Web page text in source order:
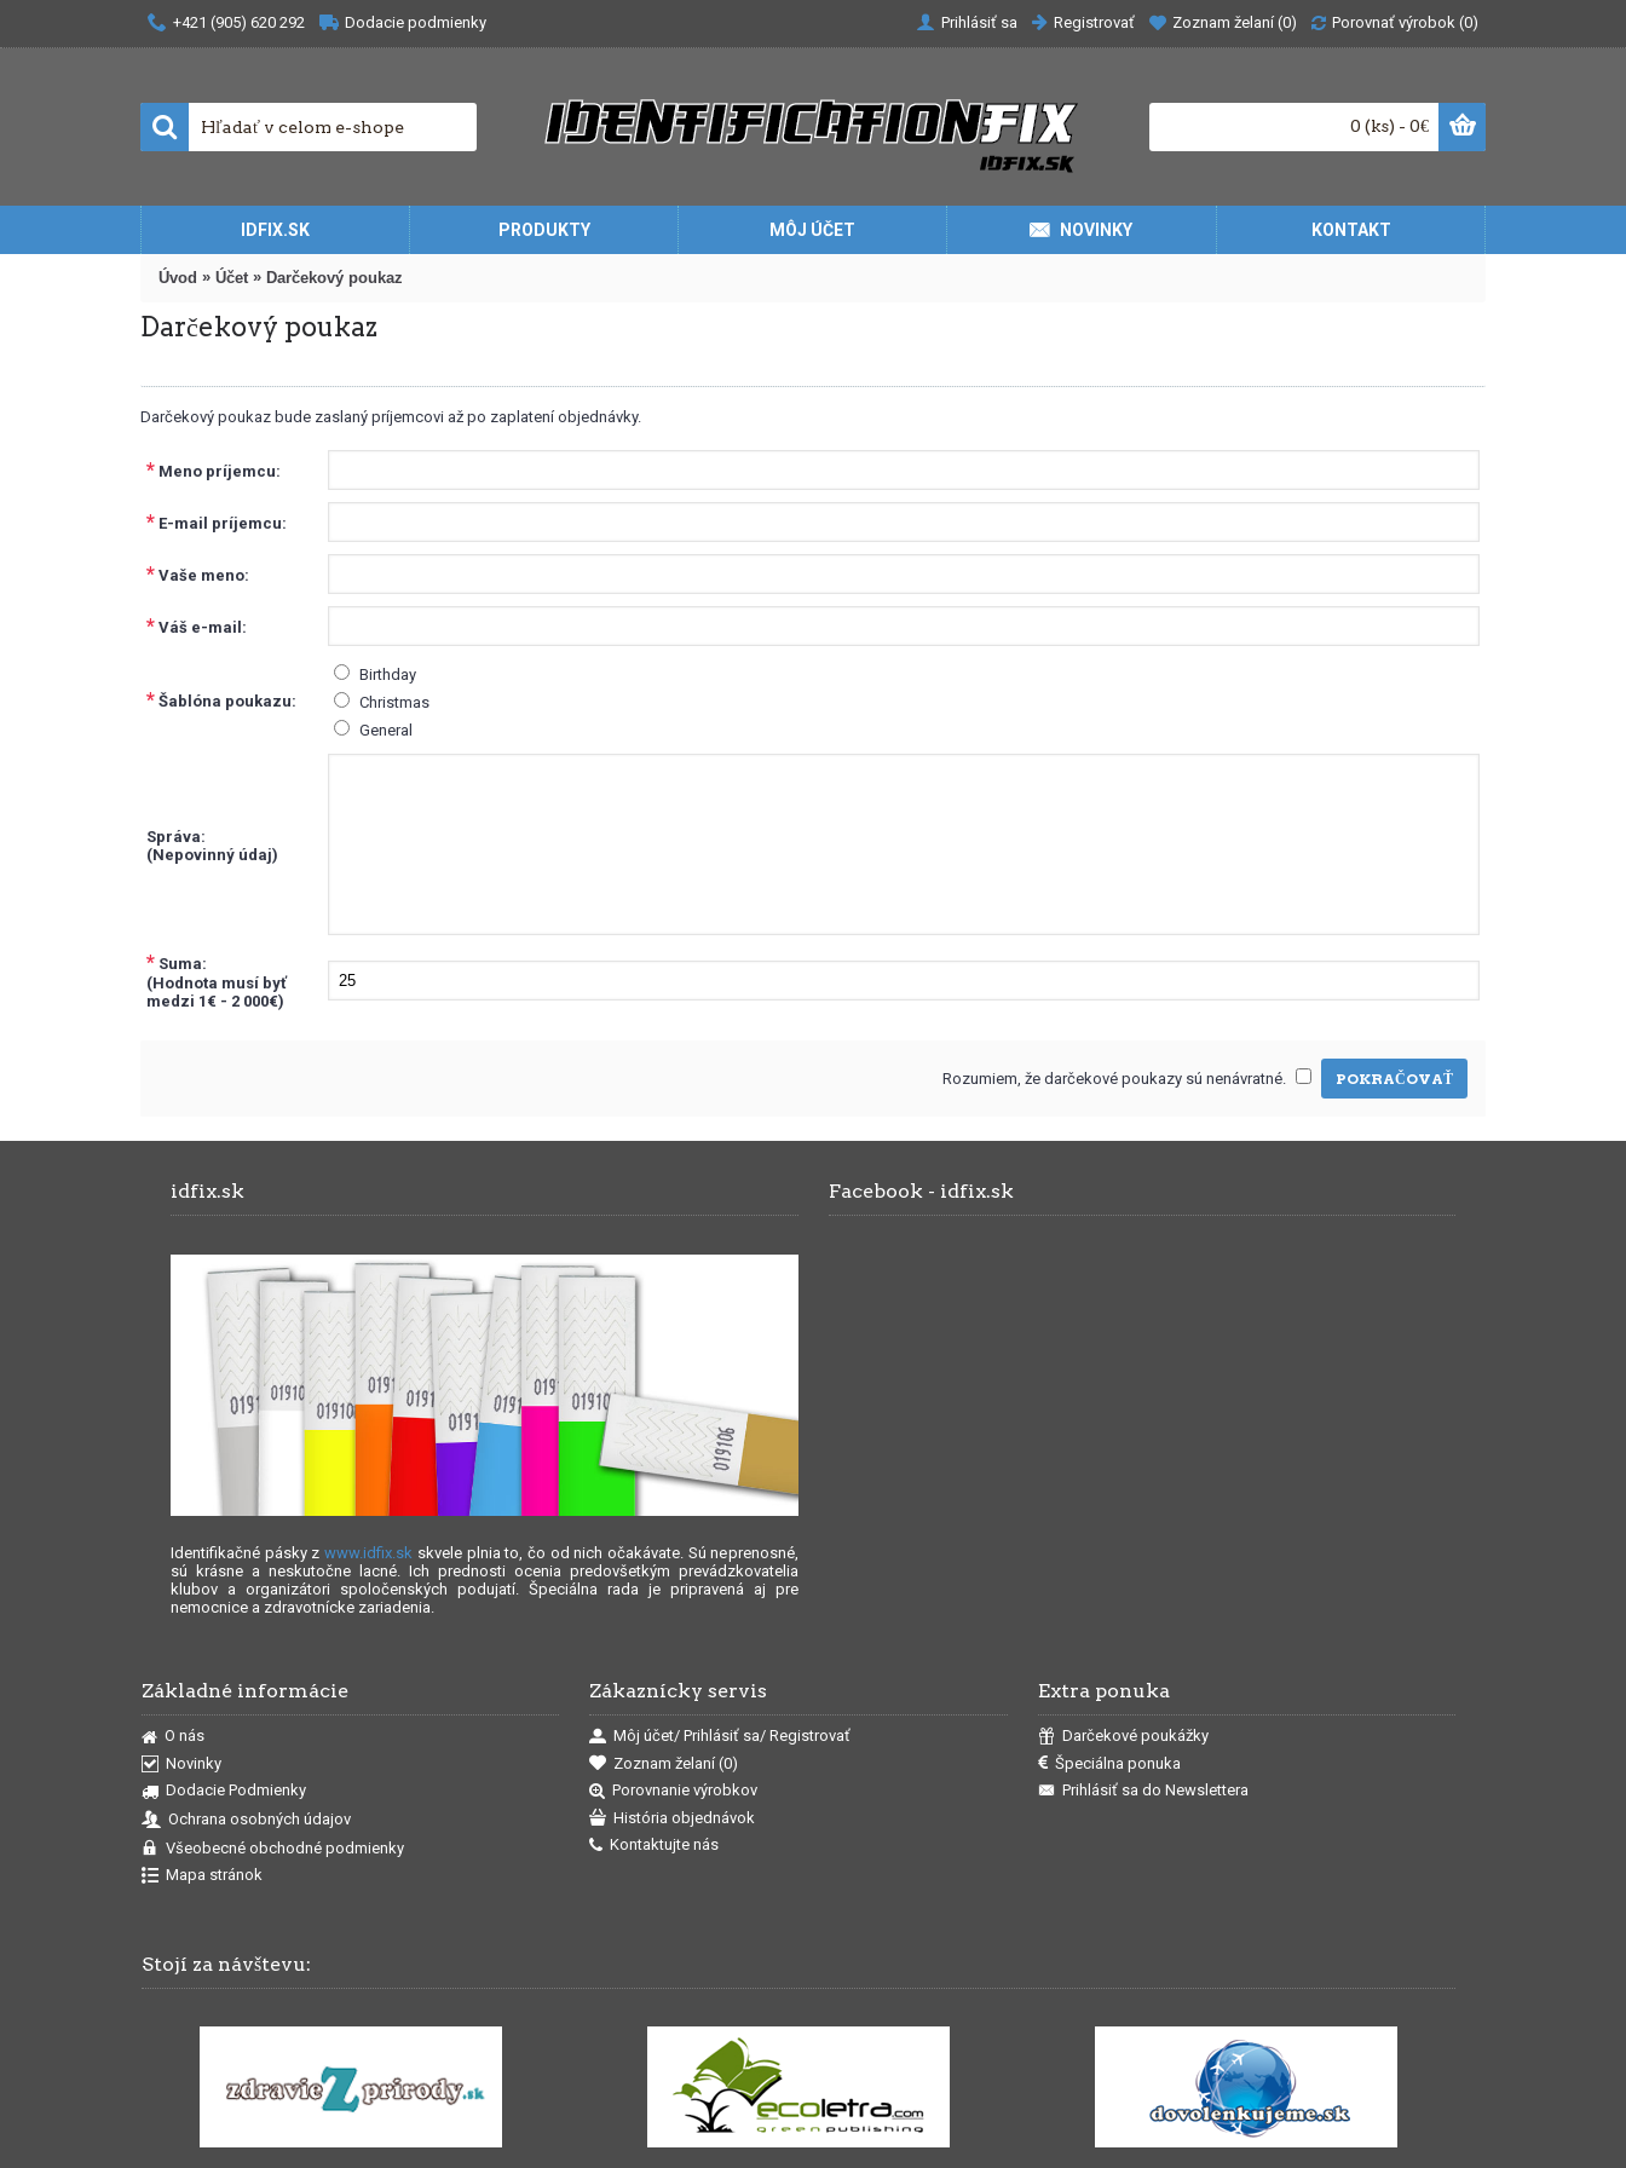
+421 (905) 620 292 Dodacie podmienky Prihlásiť sa Registrovať Zoznam želaní (0) Porovnať výrobok (0)
0 (ks) - 0€
IDFIX.SK PRODUKTY MÔJ ÚČET NOVINKY KONTAKT
Úvod » Účet » Darčekový poukaz
Darčekový poukaz
Darčekový poukaz bude zaslaný príjemcovi až po zaplatení objednávky.
* Meno príjemcu:
* E-mail príjemcu:
* Vaše meno:
* Váš e-mail:
* Šablóna poukazu:
Birthday
Christmas
General
Správa:
(Nepovinný údaj)
* Suma:
(Hodnota musí byť
medzi 1€ - 2 000€)
Rozumiem, že darčekové poukazy sú nenávratné. POKRAČOVAŤ
idfix.sk
Identifikačné pásky zwww.idfix.sk skvele plnia to, čo od nich očakávate. Sú neprenosné,
sú krásne a neskutočne lacné. Ich prednosti ocenia predovšetkým prevádzkovatelia
klubov a organizátori spoločenských podujatí. Špeciálna rada je pripravená aj pre
nemocnice a zdravotnícke zariadenia.
Facebook - idfix.sk
Základné informácie
O nás
Novinky
Dodacie Podmienky
Ochrana osobných údajov
Všeobecné obchodné podmienky
Mapa stránok
Zákaznícky servis
Môj účet/ Prihlásiť sa/ Registrovať
Zoznam želaní (0)
Porovnanie výrobkov
História objednávok
Kontaktujte nás
Extra ponuka
Darčekové poukážky
Špeciálna ponuka
Prihlásiť sa do Newslettera
Stojí za návštevu: